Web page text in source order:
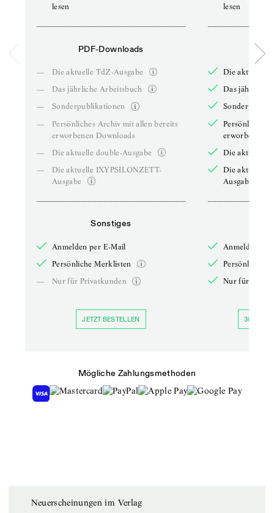
lesen
PDF-Downloads
—
Die aktuelle TdZ-Ausgabe
—
Das jährliche Arbeitsbuch
—
Sonderpublikationen
—
Persönliches Archiv mit allen bereits
erworbenen Downloads
—
Die aktuelle double-Ausgabe
—
Die aktuelle IXYPSILONZETT-
Ausgabe
Sonstiges
Anmelden per E-Mail
Persönliche Merklisten
—
Nur für Privatkunden
JETZT BESTELLEN
lesen
Die aktuelle
Das jährliche
Persönliches
erworbenen
Die aktuelle
Die aktuelle
Ausgabe
Anmelden
Persönliche
Nur für
30 TAGE
Mögliche Zahlungsmethoden
Neuerscheinungen im Verlag